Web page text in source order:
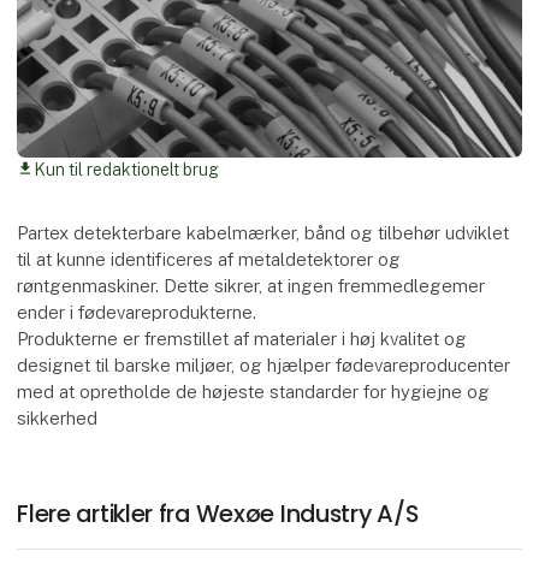
download Kun til redaktionelt brug
Partex detekterbare kabelmærker, bånd og tilbehør udviklet
til at kunne identificeres af metaldetektorer og
røntgenmaskiner. Dette sikrer, at ingen fremmedlegemer
ender i fødevareprodukterne.
Produkterne er fremstillet af materialer i høj kvalitet og
designet til barske miljøer, og hjælper fødevareproducenter
med at opretholde de højeste standarder for hygiejne og
sikkerhed
Flere artikler fra Wexøe Industry A/S